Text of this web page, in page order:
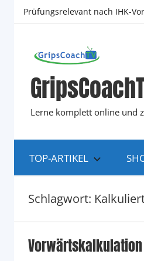
Zum
Prüfungsrelevant nach IHK-
Lerne komplett online und
TOP-ARTIKEL
Schlagwort: